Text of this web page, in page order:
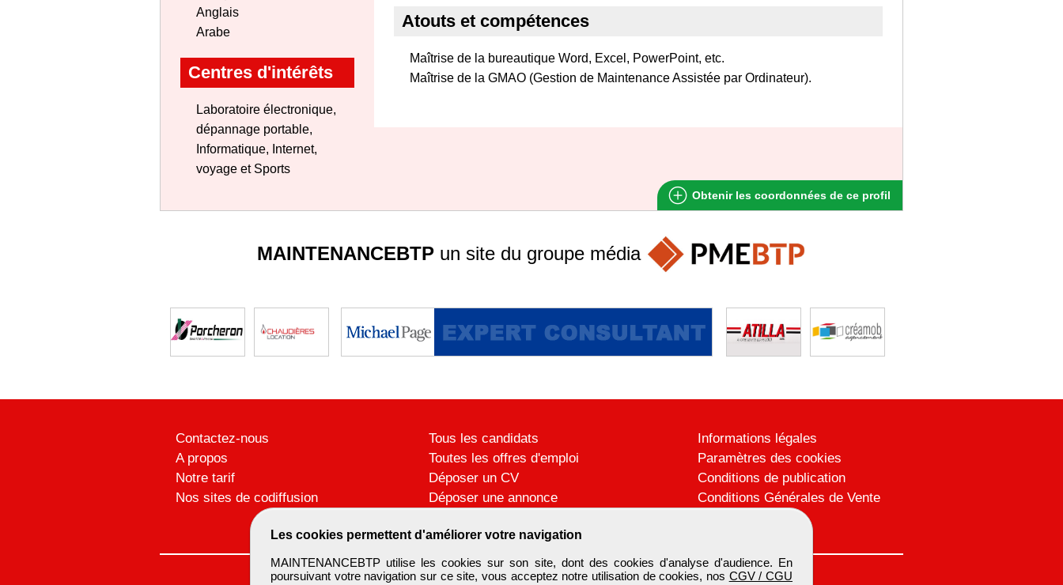
Anglais
Arabe
Centres d'intérêts
Laboratoire électronique,
dépannage portable,
Informatique, Internet,
voyage et Sports
Atouts et compétences
Maîtrise de la bureautique Word, Excel, PowerPoint, etc.
Maîtrise de la GMAO (Gestion de Maintenance Assistée par Ordinateur).
Obtenir les coordonnées de ce profil
Les cookies permettent d'améliorer votre navigation
MAINTENANCEBTP utilise les cookies sur son site, dont des cookies d'analyse d'audience. En
poursuivant votre navigation sur ce site, vous acceptez notre utilisation de cookies, nos CGV / CGU
MAINTENANCEBTPun site du groupe média
Contactez-nous
A propos
Notre tarif
Nos sites de codiffusion
Tous les candidats
Toutes les offres d'emploi
Déposer un CV
Déposer une annonce
Informations légales
Paramètres des cookies
Conditions de publication
Conditions Générales de Vente